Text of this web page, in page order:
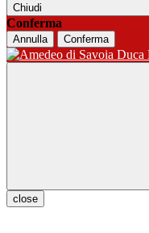
Chiudi
Conferma
Annulla Conferma
close